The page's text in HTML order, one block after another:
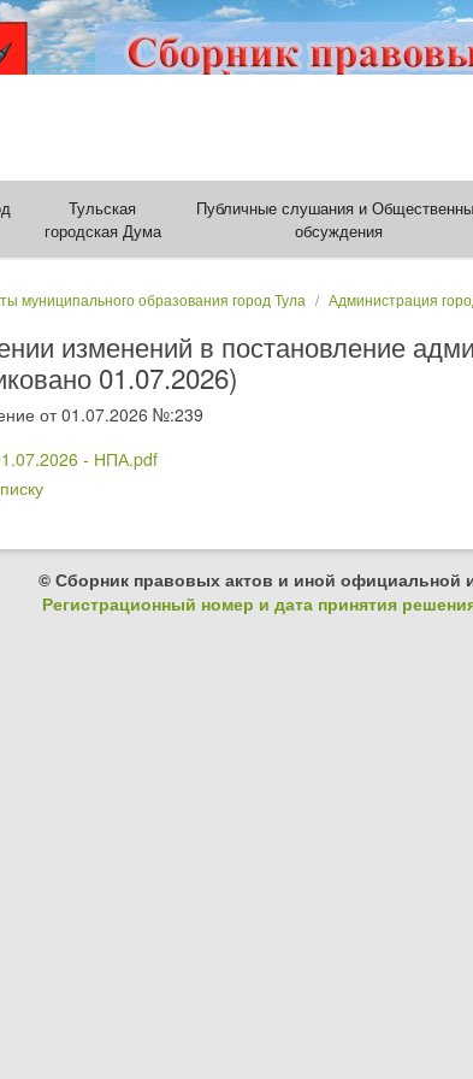
Тульская
городская Дума
Публичные слушания и
обсуждения
муниципального образования город Тула Администрация
изменений в постановление
01.07.2026)
от 01.07.2026 №:239
- НПА.pdf
© Сборник правовых актов и иной официальной
Регистрационный номер и дата принятия